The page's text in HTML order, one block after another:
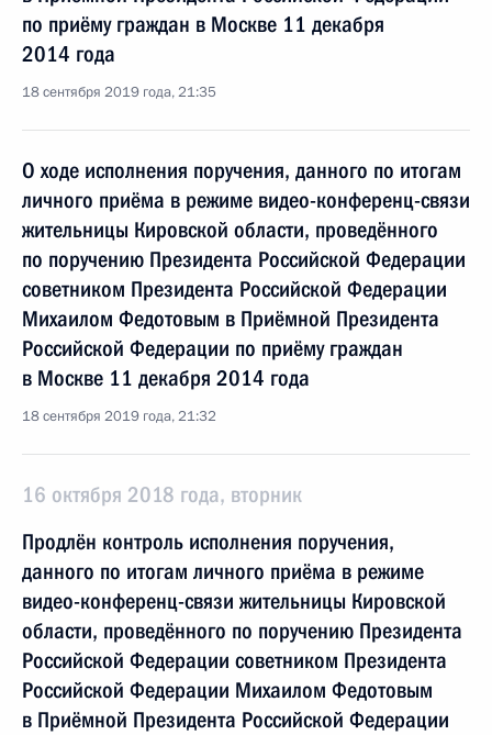
по приёму граждан в Москве 11 декабря
2014 года
18 сентября 2019 года, 21:35
О ходе исполнения поручения, данного по итогам
личного приёма в режиме видео-конференц-связи
жительницы Кировской области, проведённого
по поручению Президента Российской Федерации
советником Президента Российской Федерации
Михаилом Федотовым в Приёмной Президента
Российской Федерации по приёму граждан
в Москве 11 декабря 2014 года
18 сентября 2019 года, 21:32
16 октября 2018 года, вторник
Продлён контроль исполнения поручения,
данного по итогам личного приёма в режиме
видео-конференц-связи жительницы Кировской
области, проведённого по поручению Президента
Российской Федерации советником Президента
Российской Федерации Михаилом Федотовым
в Приёмной Президента Российской Федерации